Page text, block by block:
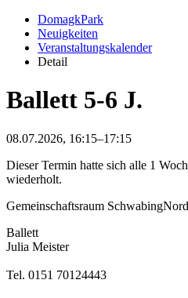
DomagkPark
Neuigkeiten
Veranstaltungskalender
Detail
Ballett 5-6 J.
08.07.2026, 16:15–17:15
Dieser Termin hatte sich alle 1
wiederholt.
Gemeinschaftsraum
Ballett
Julia Meister
Tel. 0151 70124443